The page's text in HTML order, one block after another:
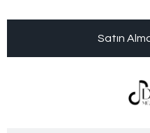
Satın